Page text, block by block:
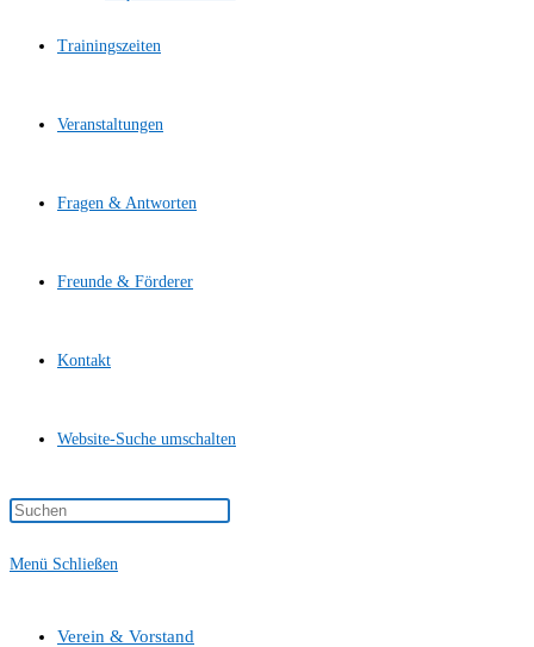
Trainingszeiten
Veranstaltungen
Fragen & Antworten
Freunde & Förderer
Kontakt
Website-Suche umschalten
Menü Schließen
Verein & Vorstand